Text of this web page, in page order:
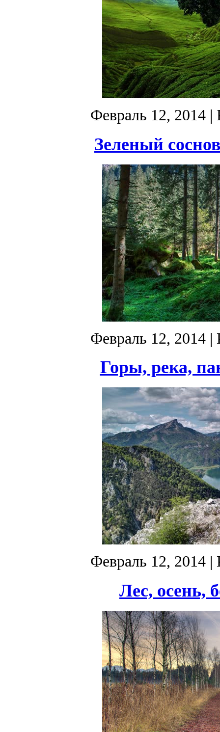
Февраль 12, 2014|
Зеленый
Февраль 12, 2014|
Горы, река,
Февраль 12, 2014|
Лес, осень,